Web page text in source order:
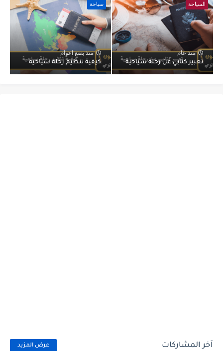
السياحة
منذ عام
تعبير كتابي عن رحلة سياحية
سياحة
منذ بضع اعوام
كيفية تنظيم رحلة سياحية
آخر المشاركات عرض المزيد